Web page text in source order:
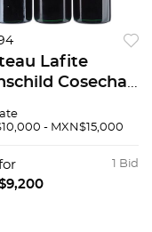
Lafite
Cosechas:
Cru classé
de Piezas: 3
- MXN$15,000
1 Bid